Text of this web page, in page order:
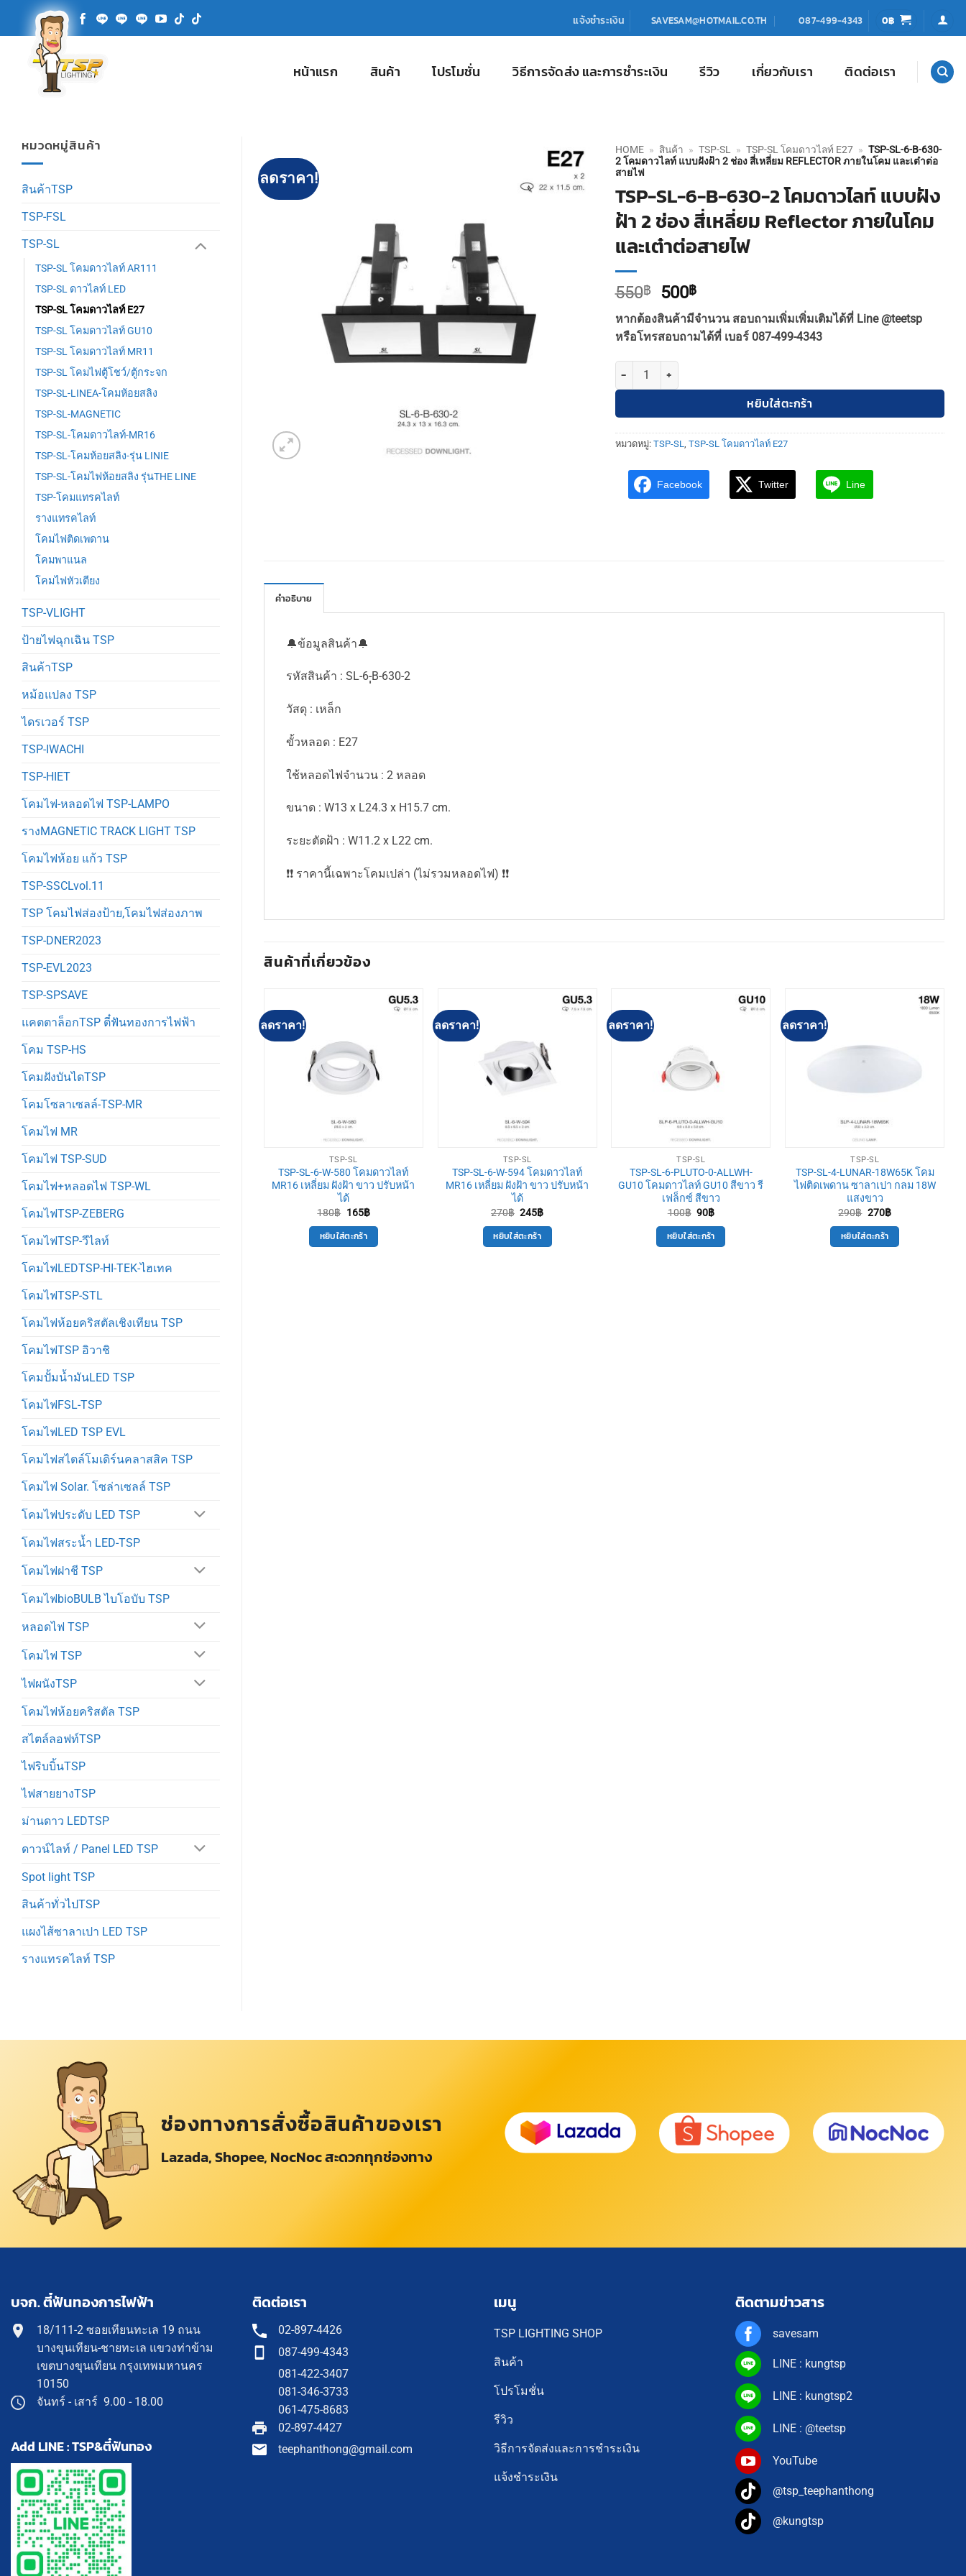
แจ้งชำระเงิน SAVESAM@HOTMAIL.CO.TH 087-499-4343 0฿
หน้าแรก สินค้า โปรโมชั่น วิธีการจัดส่ง และการชำระเงิน รีวิว เกี่ยวกับเรา ติดต่อเรา
หมวดหมู่สินค้า
สินค้าTSP
TSP-FSL
TSP-SL
TSP-SL โคมดาวไลท์ AR111
TSP-SL ดาวไลท์ LED
TSP-SL โคมดาวไลท์ E27
TSP-SL โคมดาวไลท์ GU10
TSP-SL โคมดาวไลท์ MR11
TSP-SL โคมไฟตู้โชว์/ตู้กระจก
TSP-SL-LINEA-โคมห้อยสลิง
TSP-SL-MAGNETIC
TSP-SL-โคมดาวไลท์-MR16
TSP-SL-โคมห้อยสลิง-รุ่น LINIE
TSP-SL-โคมไฟห้อยสลิง รุ่นTHE LINE
TSP-โคมแทรคไลท์
รางแทรคไลท์
โคมไฟติดเพดาน
โคมพาแนล
โคมไฟหัวเตียง
TSP-VLIGHT
ป้ายไฟฉุกเฉิน TSP
สินค้าTSP
หม้อแปลง TSP
ไดรเวอร์ TSP
TSP-IWACHI
TSP-HIET
โคมไฟ-หลอดไฟ TSP-LAMPO
รางMAGNETIC TRACK LIGHT TSP
โคมไฟห้อย แก้ว TSP
TSP-SSCLvol.11
TSP โคมไฟส่องป้าย,โคมไฟส่องภาพ
TSP-DNER2023
TSP-EVL2023
TSP-SPSAVE
แคตตาล็อกTSP ตี๋ฟันทองการไฟฟ้า
โคม TSP-HS
โคมฝังบันไดTSP
โคมโซลาเซลล์-TSP-MR
โคมไฟ MR
โคมไฟ TSP-SUD
โคมไฟ+หลอดไฟ TSP-WL
โคมไฟTSP-ZEBERG
โคมไฟTSP-วีไลท์
โคมไฟLEDTSP-HI-TEK-ไฮเทค
โคมไฟTSP-STL
โคมไฟห้อยคริสตัลเชิงเทียน TSP
โคมไฟTSP อิวาชิ
โคมปั้มน้ำมันLED TSP
โคมไฟFSL-TSP
โคมไฟLED TSP EVL
โคมไฟสไตล์โมเดิร์นคลาสสิค TSP
โคมไฟ Solar. โซล่าเซลล์ TSP
โคมไฟประดับ LED TSP
โคมไฟสระน้ำ LED-TSP
โคมไฟฝาชี TSP
โคมไฟbioBULB ไบโอบับ TSP
หลอดไฟ TSP
โคมไฟ TSP
ไฟผนังTSP
โคมไฟห้อยคริสตัล TSP
สไตล์ลอฟท์TSP
ไฟริบบิ้นTSP
ไฟสายยางTSP
ม่านดาว LEDTSP
ดาวน์ไลท์ / Panel LED TSP
Spot light TSP
สินค้าทั่วไปTSP
แผงไส้ซาลาเปา LED TSP
รางแทรคไลท์ TSP
ลดราคา!
HOME » สินค้า » TSP-SL » TSP-SL โคมดาวไลท์ E27 » TSP-SL-6-B-630-
2 โคมดาวไลท์ แบบฝังฝ้า 2 ช่อง สี่เหลี่ยม REFLECTOR ภายในโคม และเต๋าต่อ
สายไฟ
TSP-SL-6-B-630-2 โคมดาวไลท์ แบบฝัง
ฝ้า 2 ช่อง สี่เหลี่ยม Reflector ภายในโคม
และเต๋าต่อสายไฟ
550฿
Original
price
was:
550฿.
500฿Current
price
is:
500฿.
หากต้องสินค้ามีจำนวน สอบถามเพิ่มเพิ่มเติมได้ที่ Line @teetsp
หรือโทรสอบถามได้ที่ เบอร์ 087-499-4343
จำนวน TSP-SL-6-B-630-2 โคมดาวไลท์ แบบฝังฝ้า 2 ช่อง สี่เหลี่ยม Reflector ภา
หยิบใส่ตะกร้า
หมวดหมู่: TSP-SL TSP-SL โคมดาวไลท์ E27
Facebook Twitter Line
คำอธิบาย
🔔ข้อมูลสินค้า🔔
รหัสสินค้า : SL-6-ฺฺB-630-2
วัสดุ : เหล็ก
ขั้วหลอด : E27
ใช้หลอดไฟจำนวน : 2 หลอด
ขนาด : W13 x L24.3 x H15.7 cm.
ระยะตัดฝ้า : W11.2 x L22 cm.
❗️❗️ ราคานี้เฉพาะโคมเปล่า (ไม่รวมหลอดไฟ) ❗️❗️
สินค้าที่เกี่ยวข้อง
ลดราคา!
TSP-SL
TSP-SL-6-W-580 โคมดาวไลท์
MR16 เหลี่ยม ฝังฝ้า ขาว ปรับหน้า
ได้
180฿ Original
was:
180฿.
165฿Current
is:
165฿.
หยิบใส่ตะกร้า
ลดราคา!
TSP-SL
TSP-SL-6-W-594 โคมดาวไลท์
MR16 เหลี่ยม ฝังฝ้า ขาว ปรับหน้า
ได้
270฿ Original
was:
270฿.
245฿Current
is:
245฿.
หยิบใส่ตะกร้า
ลดราคา!
TSP-SL
TSP-SL-6-PLUTO-0-ALLWH-
GU10 โคมดาวไลท์ GU10 สีขาว รี
เฟล็กซ์ สีขาว
100฿ Original
was:
100฿.
90฿Current
is:
90฿.
หยิบใส่ตะกร้า
ลดราคา!
TSP-SL
TSP-SL-4-LUNAR-18W65K โคม
ไฟติดเพดาน ซาลาเปา กลม 18W
แสงขาว
290฿ Original
was:
290฿.
270฿Current
is:
270฿.
หยิบใส่ตะกร้า
GU5.3 สีดำ รี
฿.
฿Current
is:
110฿.
ลดราคา!
MR16 2ช่อง เหลี่ยม ฝังฝ้า ขาว
ช่องทางการสั่งซื้อสินค้าของเรา
Lazada, Shopee, NocNoc สะดวกทุกช่องทาง
บจก. ตี๋ฟันทองการไฟฟ้า
18/111-2 ซอยเทียนทะเล 19 ถนน
บางขุนเทียน-ชายทะเล แขวงท่าข้าม
เขตบางขุนเทียน กรุงเทพมหานคร
10150
จันทร์ - เสาร์ 9.00 - 18.00
Add LINE : TSP&ตี๋ฟันทอง
ติดต่อเรา
02-897-4426
087-499-4343
081-422-3407
081-346-3733
061-475-8683
02-897-4427
teephanthong@gmail.com
เมนู
TSP LIGHTING SHOP
สินค้า
โปรโมชั่น
รีวิว
วิธีการจัดส่งและการชำระเงิน
แจ้งชำระเงิน
ติดตามข่าวสาร
savesam
LINE : kungtsp
LINE : kungtsp2
LINE : @teetsp
YouTube
@tsp_teephanthong
@kungtsp